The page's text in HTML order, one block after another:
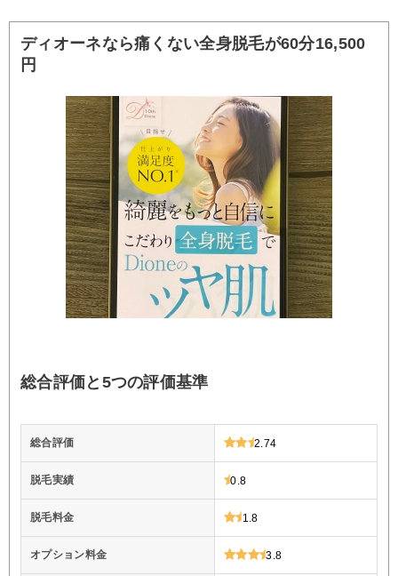
ディオーネなら痛くない全身脱毛が60分16,500
円
総合評価と5つの評価基準
総合評価 2.74
脱毛実績 0.8
脱毛料金 1.8
オプション料金 3.8